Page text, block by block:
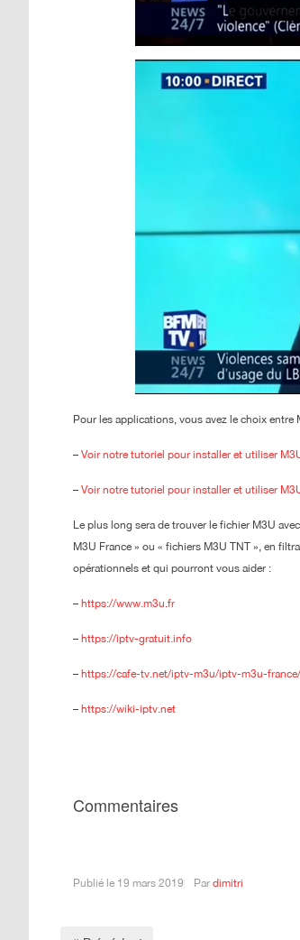
Pour les applications, vous avez le choix entre
– Voir notre tutoriel pour installer et utiliser
– Voir notre tutoriel pour installer et utiliser
Le plus long sera de trouver le fichier M3U
M3U France » ou « fichiers M3U TNT », en
opérationnels et qui pourront vous aider :
– https://www.m3u.fr
– https://iptv-gratuit.info
– https://cafe-tv.net/iptv-m3u/iptv-m3u-france/
– https://wiki-iptv.net
Publié le 19 mars 2019 Par dimitri
Commentaires